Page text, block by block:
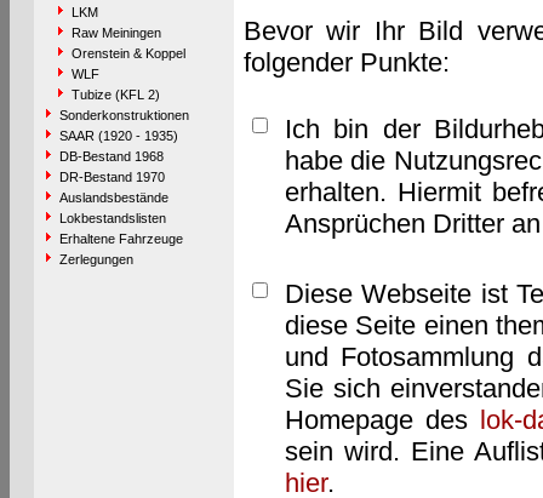
LKM
Raw Meiningen
Orenstein & Koppel
WLF
Tubize (KFL 2)
Sonderkonstruktionen
SAAR (1920 - 1935)
DB-Bestand 1968
DR-Bestand 1970
Auslandsbestände
Lokbestandslisten
Erhaltene Fahrzeuge
Zerlegungen
Bevor wir Ihr Bild
folgender Punkte:
Ich bin der
habe die
erhalten. Hiermit
Ansprüchen Dritter
Diese Webseite ist
diese Seite einen
und Fotosammlung
Sie sich
Homepage des lok-
sein wird. Eine
hier.